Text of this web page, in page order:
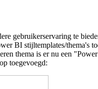
gebruikerservaring te
BI stijltemplates/thema's
thema is er nu een
toegevoegd: